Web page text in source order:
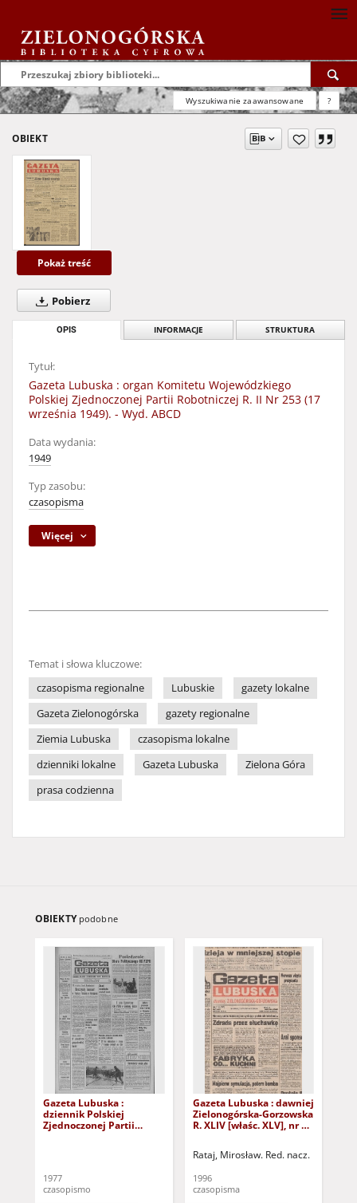
Wyszukiwanie zaawansowane ?
OBIEKT
Pokaż treść
Pobierz
OPIS INFORMACJE STRUKTURA
Tytuł:
Gazeta Lubuska : organ Komitetu Wojewódzkiego
Polskiej Zjednoczonej Partii Robotniczej R. II Nr 253 (17
września 1949). - Wyd. ABCD
Data wydania:
1949
Typ zasobu:
czasopisma
Więcej
Temat i słowa kluczowe:
czasopisma regionalne
Lubuskie
gazety lokalne
Gazeta Zielonogórska
gazety regionalne
Ziemia Lubuska
czasopisma lokalne
dzienniki lokalne
Gazeta Lubuska
Zielona Góra
prasa codzienna
OBIEKTY podobne
Gazeta Lubuska :
dziennik Polskiej
Zjednoczonej Partii
1977
czasopismo
Gazeta Lubuska : dawniej
Zielonogórska-Gorzowska
R. XLIV [właśc. XLV], nr 52
Rataj, Mirosław. Red. nacz.
1996
czasopisma